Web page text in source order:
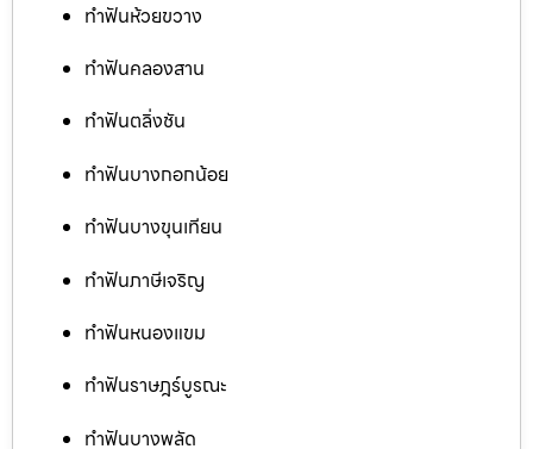
ทำฟันห้วยขวาง
ทำฟันคลองสาน
ทำฟันตลิ่งชัน
ทำฟันบางกอกน้อย
ทำฟันบางขุนเทียน
ทำฟันภาษีเจริญ
ทำฟันหนองแขม
ทำฟันราษฎร์บูรณะ
ทำฟันบางพลัด